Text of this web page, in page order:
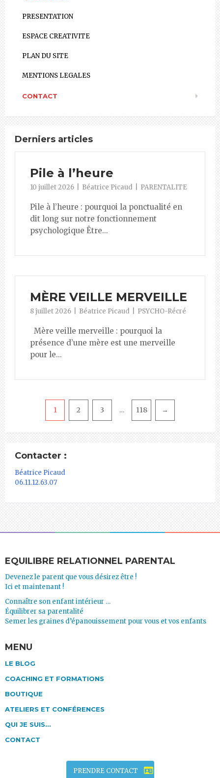
PRESENTATION
ESPACE CREATIVITE
PLAN DU SITE
MENTIONS LEGALES
CONTACT
Derniers articles
Pile à l’heure
10 juillet 2026 Béatrice Picaud PARENTALITE
Pile à l’heure : pourquoi la ponctualité en
dit long sur notre fonctionnement
psychologique Être...
MÈRE VEILLE MERVEILLE
8 juillet 2026 Béatrice Picaud PSYCHO-Récré
Mère veille merveille : pourquoi la
présence d’une mère est une merveille
pour le...
Pagination
1 2 3 … 118 →
Contacter :
Béatrice Picaud
06.11.12.63.07
EQUILIBRE RELATIONNEL PARENTAL
Devenez le parent que vous désirez être !
Ici et maintenant !
Connaître son enfant intérieur …
Équilibrer sa parentalité
Semer les graines d’épanouissement pour vous et vos enfants
MENU
LE BLOG
COACHING ET FORMATIONS
BOUTIQUE
ATELIERS ET CONFÉRENCES
QUI JE SUIS…
CONTACT
PRENDRE CONTACT